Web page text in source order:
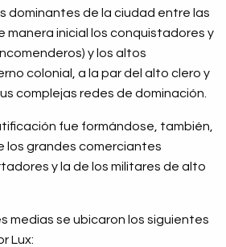
dominantes de la ciudad entre las
manera inicial los conquistadores y
y los altos
colonial, a la par del alto clero y
complejas redes de dominación.
fue formándose, también,
los grandes comerciantes
y la de los militares de alto
medias se ubicaron los siguientes
Lux: